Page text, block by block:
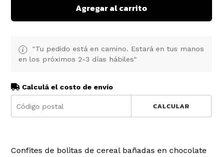
Agregar al carrito
"Tu pedido está en camino. Estará en tus manos
en los próximos 2-3 días hábiles"
Calculá el costo de envío
CALCULAR
Confites de bolitas de cereal bañadas en chocolate